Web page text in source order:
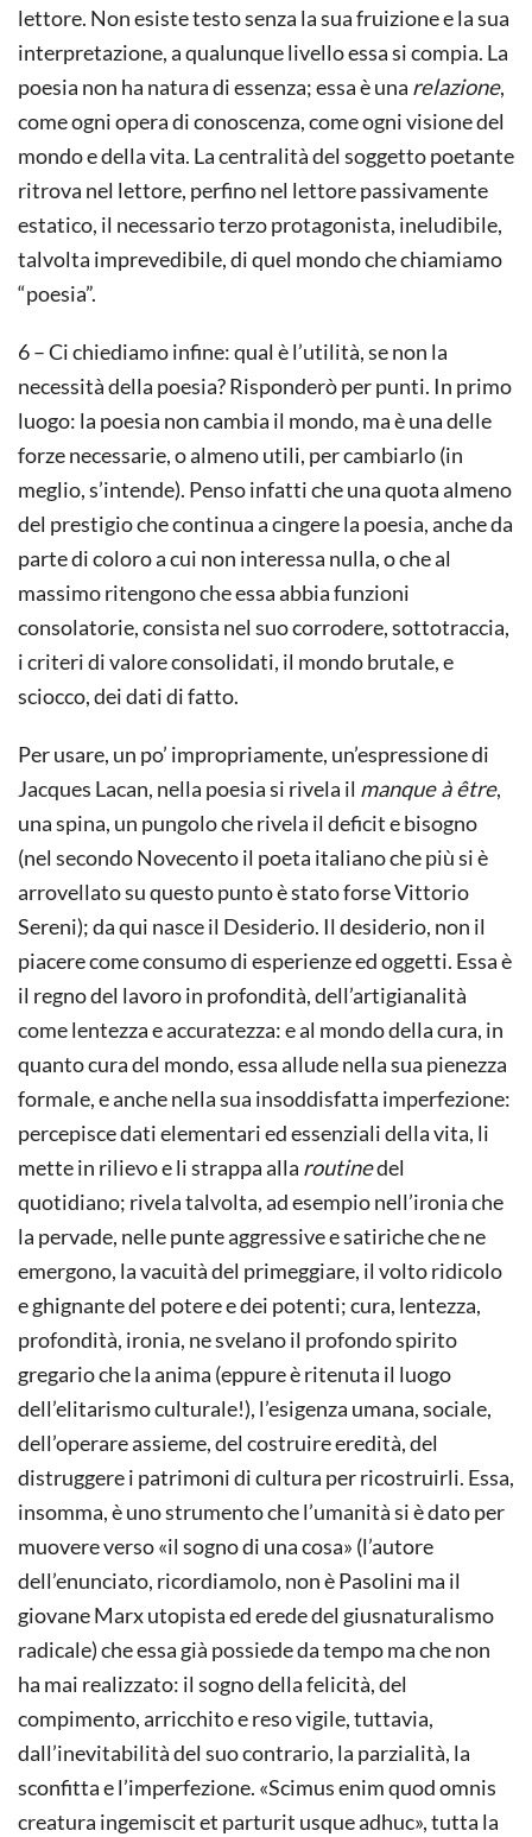
lettore. Non esiste testo senza la sua fruizione e la sua
interpretazione, a qualunque livello essa si compia. La
poesia non ha natura di essenza; essa è una relazione,
come ogni opera di conoscenza, come ogni visione del
mondo e della vita. La centralità del soggetto poetante
ritrova nel lettore, perfino nel lettore passivamente
estatico, il necessario terzo protagonista, ineludibile,
talvolta imprevedibile, di quel mondo che chiamiamo
“poesia”.
6 – Ci chiediamo infine: qual è l’utilità, se non la
necessità della poesia? Risponderò per punti. In primo
luogo: la poesia non cambia il mondo, ma è una delle
forze necessarie, o almeno utili, per cambiarlo (in
meglio, s’intende). Penso infatti che una quota almeno
del prestigio che continua a cingere la poesia, anche da
parte di coloro a cui non interessa nulla, o che al
massimo ritengono che essa abbia funzioni
consolatorie, consista nel suo corrodere, sottotraccia,
i criteri di valore consolidati, il mondo brutale, e
sciocco, dei dati di fatto.
Per usare, un po’ impropriamente, un’espressione di
Jacques Lacan, nella poesia si rivela il manque à être,
una spina, un pungolo che rivela il deficit e bisogno
(nel secondo Novecento il poeta italiano che più si è
arrovellato su questo punto è stato forse Vittorio
Sereni); da qui nasce il Desiderio. Il desiderio, non il
piacere come consumo di esperienze ed oggetti. Essa è
il regno del lavoro in profondità, dell’artigianalità
come lentezza e accuratezza: e al mondo della cura, in
quanto cura del mondo, essa allude nella sua pienezza
formale, e anche nella sua insoddisfatta imperfezione:
percepisce dati elementari ed essenziali della vita, li
mette in rilievo e li strappa alla routinedel
quotidiano; rivela talvolta, ad esempio nell’ironia che
la pervade, nelle punte aggressive e satiriche che ne
emergono, la vacuità del primeggiare, il volto ridicolo
e ghignante del potere e dei potenti; cura, lentezza,
profondità, ironia, ne svelano il profondo spirito
gregario che la anima (eppure è ritenuta il luogo
dell’elitarismo culturale!), l’esigenza umana, sociale,
dell’operare assieme, del costruire eredità, del
distruggere i patrimoni di cultura per ricostruirli. Essa,
insomma, è uno strumento che l’umanità si è dato per
muovere verso «il sogno di una cosa» (l’autore
dell’enunciato, ricordiamolo, non è Pasolini ma il
giovane Marx utopista ed erede del giusnaturalismo
radicale) che essa già possiede da tempo ma che non
ha mai realizzato: il sogno della felicità, del
compimento, arricchito e reso vigile, tuttavia,
dall’inevitabilità del suo contrario, la parzialità, la
sconfitta e l’imperfezione. «Scimus enim quod omnis
creatura ingemiscit et parturit usque adhuc», tutta la